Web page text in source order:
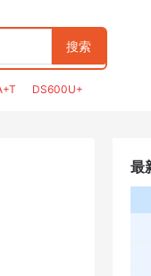
搜索
DS600U+
最